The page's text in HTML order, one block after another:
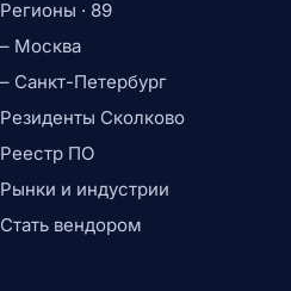
Регионы · 89
– Москва
– Санкт-Петербург
Резиденты Сколково
Реестр ПО
Рынки и индустрии
Стать вендором